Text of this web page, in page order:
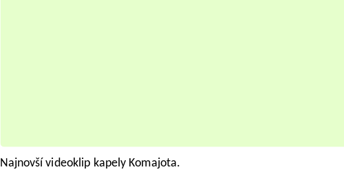
Najnovší videoklip kapely Komajota.